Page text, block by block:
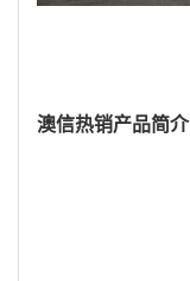
澳信热销产品简介